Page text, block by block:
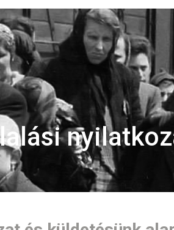
Statútum
Igazgatótanács
Tudományos
Definíciók
Személyzet